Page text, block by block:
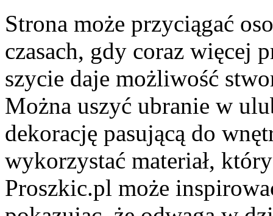
Strona może przyciągać
czasach, gdy coraz więcej
szycie daje możliwość
Można uszyć ubranie w
dekorację pasującą do
wykorzystać materiał,
Proszkic.pl może